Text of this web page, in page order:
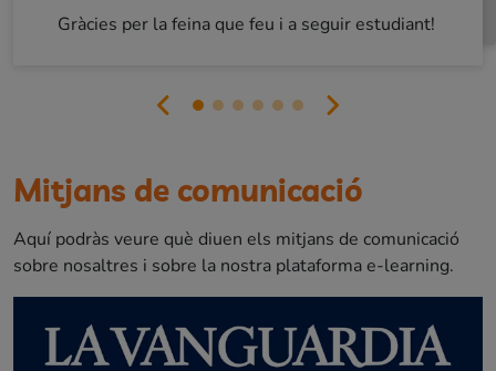
Gràcies per la feina que feu i a seguir estudiant!
Mitjans de comunicació
Aquí podràs veure què diuen els mitjans de comunicació
sobre nosaltres i sobre la nostra plataforma e-learning.